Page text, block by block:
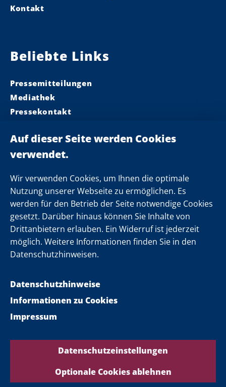
Wir verwenden Cookies, um Ihnen die optimale
Nutzung unserer Webseite zu ermöglichen. Es
werden für den Betrieb der Seite notwendige Cookies
gesetzt. Darüber hinaus können Sie Inhalte von
Drittanbietern erlauben. Ein Widerruf ist jederzeit
möglich. Weitere Informationen finden Sie in den
Datenschutzhinweisen.
Datenschutzhinweise
Impressum
Informationen zu Cookies
Datenschutzeinstellungen
Optionale Cookies ablehnen
Kontakt
Beliebte Links
Pressemitteilungen
Mediathek
Pressekontakt
Landeskabinett
Einsamkeit
Folgen Sie uns